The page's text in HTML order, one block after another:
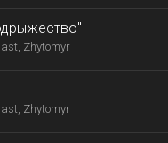
Zhytomyr
Zhytomyr